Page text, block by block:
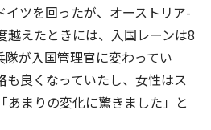
イツを回ったが、オーストリア-
越えたときには、入国レーンは8
隊が入国管理官に変わってい
も良くなっていたし、女性はス
あまりの変化に驚きました」と